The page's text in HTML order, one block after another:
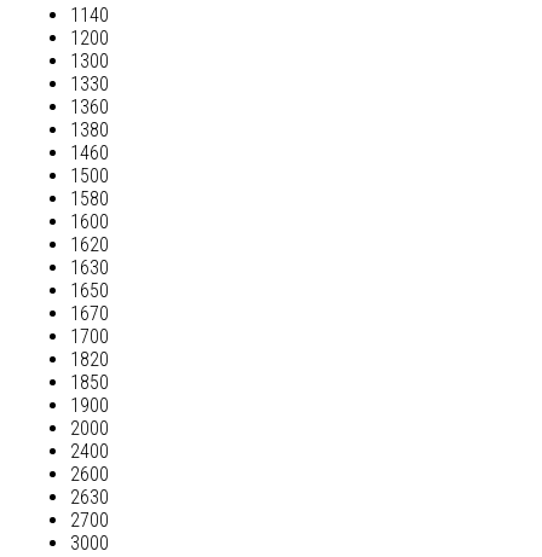
1140
1200
1300
1330
1360
1380
1460
1500
1580
1600
1620
1630
1650
1670
1700
1820
1850
1900
2000
2400
2600
2630
2700
3000